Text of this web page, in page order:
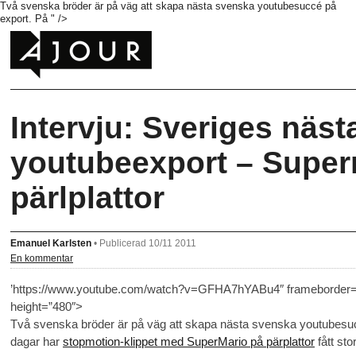
Två svenska bröder är på väg att skapa nästa svenska youtubesuccé på
export. På " />
Intervju: Sveriges
youtubeexport –
pärlplattor
Emanuel Karlsten • Publicerad 10/11 2011
En kommentar
’https://www.youtube.com/watch?v=GFHA7hYABu4″
height=”480″>
Två svenska bröder är på väg att skapa nästa svenska
dagar har stopmotion-klippet med SuperMario på pärplattor fått